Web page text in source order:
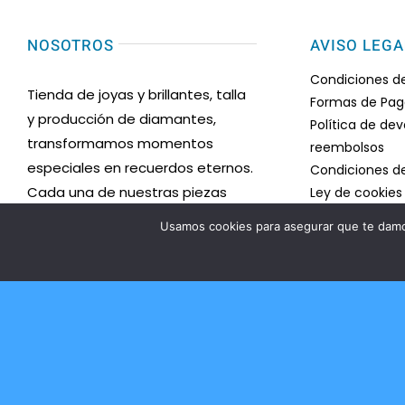
NOSOTROS
Tienda de joyas y brillantes, talla
y producción de diamantes,
transformamos momentos
especiales en recuerdos eternos.
Cada una de nuestras piezas
AVISO
Condiciones
Formas de
Política de
reembolsos
Condiciones
Ley de cookies
Desistimiento
Certificado
Usamos cookies para asegurar que te